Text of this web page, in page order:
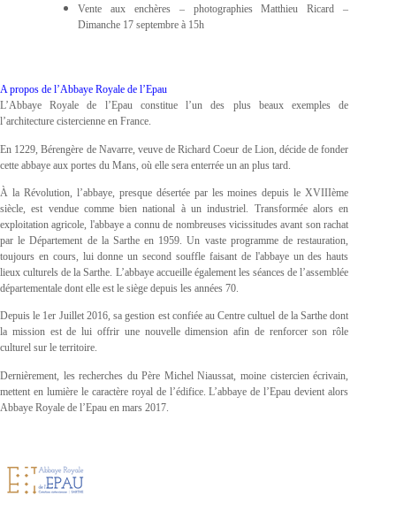
Vente aux enchères – photographies Matthieu Ricard –
Dimanche 17 septembre à 15h
A propos de l’Abbaye Royale de l’Epau
L’Abbaye Royale de l’Epau constitue l’un des plus beaux exemples de
l’architecture cistercienne en France.
En 1229, Bérengère de Navarre, veuve de Richard Coeur de Lion, décide de fonder
cette abbaye aux portes du Mans, où elle sera enterrée un an plus tard.
À la Révolution, l’abbaye, presque désertée par les moines depuis le XVIIIème
siècle, est vendue comme bien national à un industriel. Transformée alors en
exploitation agricole, l'abbaye a connu de nombreuses vicissitudes avant son rachat
par le Département de la Sarthe en 1959. Un vaste programme de restauration,
toujours en cours, lui donne un second souffle faisant de l'abbaye un des hauts
lieux culturels de la Sarthe. L’abbaye accueille également les séances de l’assemblée
départementale dont elle est le siège depuis les années 70.
Depuis le 1er Juillet 2016, sa gestion est confiée au Centre cultuel de la Sarthe dont
la mission est de lui offrir une nouvelle dimension afin de renforcer son rôle
culturel sur le territoire.
Dernièrement, les recherches du Père Michel Niaussat, moine cistercien écrivain,
mettent en lumière le caractère royal de l’édifice. L’abbaye de l’Epau devient alors
Abbaye Royale de l’Epau en mars 2017.